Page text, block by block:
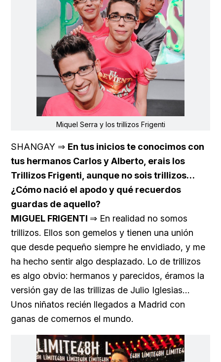
Miquel Serra y los trillizos Frigenti
SHANGAY ⇒ En tus inicios te conocimos con
tus hermanos Carlos y Alberto, erais los
Trillizos Frigenti, aunque no sois trillizos…
¿Cómo nació el apodo y qué recuerdos
guardas de aquello?
MIGUEL FRIGENTI ⇒ En realidad no somos
trillizos. Ellos son gemelos y tienen una unión
que desde pequeño siempre he envidiado, y me
ha hecho sentir algo desplazado. Lo de trillizos
es algo obvio: hermanos y parecidos, éramos la
versión gay de las trillizas de Julio Iglesias…
Unos niñatos recién llegados a Madrid con
ganas de comernos el mundo.